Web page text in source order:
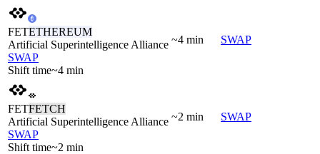
FETETHEREUM
Artificial Superintelligence Alliance
SWAP
Shift time~4 min
~4 min SWAP
FETFETCH
Artificial Superintelligence Alliance
SWAP
Shift time~2 min
~2 min SWAP